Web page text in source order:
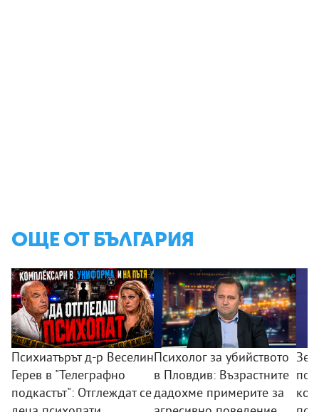
ОЩЕ ОТ БЪЛГАРИЯ
Психиатърът д-р Веселин
Герев в "Телеграфно
подкастът": Отглеждат се
Психолог за убийството
в Пловдив: Възрастните
дадохме примерите за